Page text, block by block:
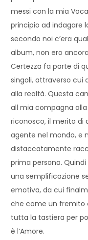
messi con la mia
principio ad indagare
secondo noi c’era
album, non ero
Certezza fa parte di
singoli, attraverso cui
alla realtà. Questa
all mia compagna
riconosco, il merito
agente nel mondo, e
distaccatamente
prima persona.
una semplificazione
emotiva, da cui
che come un fremito
tutta la tastiera per
è l’Amore.